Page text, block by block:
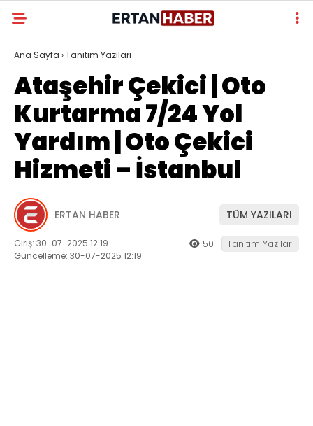
Ana Sayfa ›Tanıtım Yazıları
Ataşehir Çekici | Oto
Kurtarma 7/24 Yol
Yardım | Oto Çekici
Hizmeti – İstanbul
ERTAN HABER TÜM YAZILARI
Giriş: 30-07-2025 12:19
Güncelleme: 30-07-2025 12:19
50 Tanıtım Yazıları